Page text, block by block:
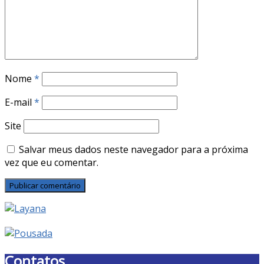
Nome *
E-mail *
Site
Salvar meus dados neste navegador para a próxima
vez que eu comentar.